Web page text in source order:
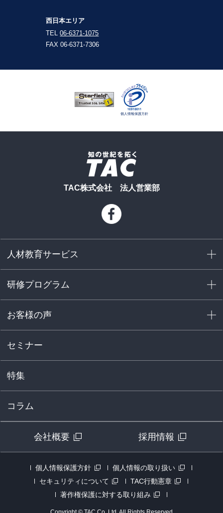
西日本エリア
TEL06-6371-1075
FAX 06-6371-7306
TAC株式会社 法人営業部
人材教育サービス
研修プログラム
お客様の声
セミナー
特集
コラム
会社概要 採用情報
個人情報保護方針
個人情報の取り扱い
セキュリティについて
TAC行動憲章
著作権保護に対する取り組み